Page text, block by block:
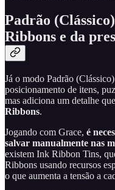
Padrão
Ribbons e da
Já o modo Padrão
posicionamento de itens,
mas adiciona um detalhe
Ribbons.
Jogando com Grace, é
salvar manualmente nas
existem Ink Ribbon Tins,
Ribbons usando recursos
o que aumenta a tensão a